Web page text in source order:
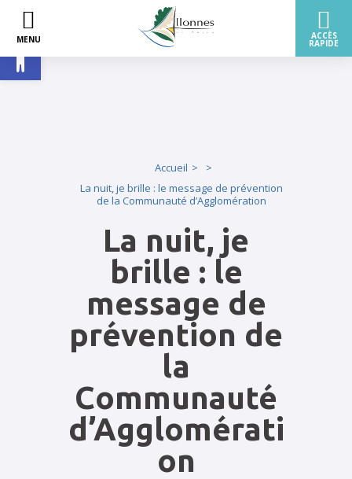
Ouvrir la barre d’outils
Accueil
La nuit, je brille : le message de prévention
de la Communauté d’Agglomération
La nuit, je
brille : le
message de
prévention de
la
Communauté
d’Agglomérati
on